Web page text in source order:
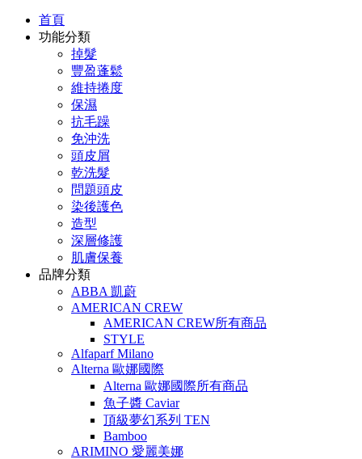
首頁
功能分類
掉髮
豐盈蓬鬆
維持捲度
保濕
抗毛躁
免沖洗
頭皮屑
乾洗髮
問題頭皮
染後護色
造型
深層修護
肌膚保養
品牌分類
ABBA 凱蔚
AMERICAN CREW
AMERICAN CREW所有商品
STYLE
Alfaparf Milano
Alterna 歐娜國際
Alterna 歐娜國際所有商品
魚子醬 Caviar
頂級夢幻系列 TEN
Bamboo
ARIMINO 愛麗美娜